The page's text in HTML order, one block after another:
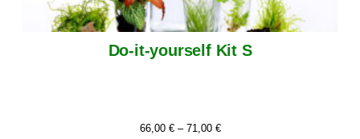
Do-it-yourself Kit S
66,00 €– 71,00 €